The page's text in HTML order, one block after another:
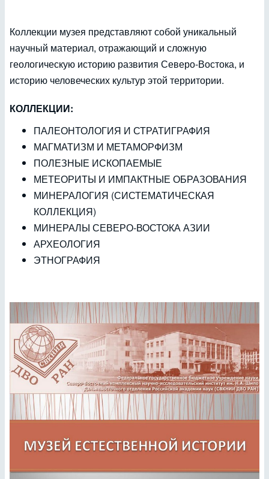
Коллекции музея представляют собой уникальный
научный материал, отражающий и сложную
геологическую историю развития Северо-Востока, и
историю человеческих культур этой территории.
КОЛЛЕКЦИИ:
ПАЛЕОНТОЛОГИЯ И СТРАТИГРАФИЯ
МАГМАТИЗМ И МЕТАМОРФИЗМ
ПОЛЕЗНЫЕ ИСКОПАЕМЫЕ
МЕТЕОРИТЫ И ИМПАКТНЫЕ ОБРАЗОВАНИЯ
МИНЕРАЛОГИЯ (СИСТЕМАТИЧЕСКАЯ
КОЛЛЕКЦИЯ)
МИНЕРАЛЫ СЕВЕРО-ВОСТОКА АЗИИ
АРХЕОЛОГИЯ
ЭТНОГРАФИЯ